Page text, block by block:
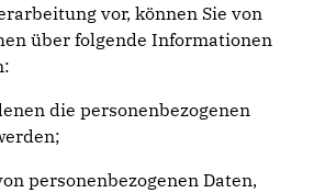
vor, können Sie von
über folgende Informationen
die personenbezogenen
personenbezogenen Daten,